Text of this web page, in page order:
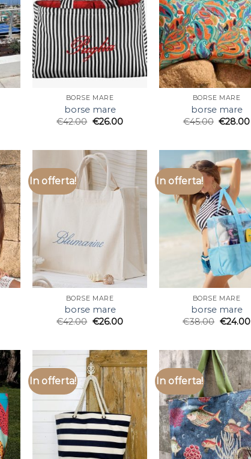
BORSE MARE
borse mare
€42.00 €26.00
BORSE MARE
borse mare
€45.00 €28.00
In offerta!
BORSE MARE
borse mare
€42.00 €26.00
In offerta!
BORSE MARE
borse mare
€38.00 €24.00
In offerta! In offerta!